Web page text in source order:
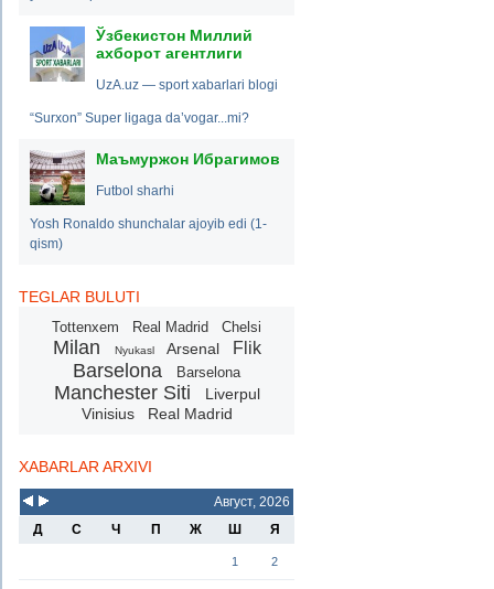
Ўзбекистон Миллий
ахборот агентлиги
UzA.uz — sport xabarlari blogi
“Surxon” Super ligaga da’vogar...mi?
Маъмуржон Ибрагимов
Futbol sharhi
Yosh Ronaldo shunchalar ajoyib edi (1-
qism)
TEGLAR BULUTI
Tottenxem Real Madrid Chelsi
Milan Nyukasl Arsenal Flik
Barselona Barselona
Manchester Siti
Liverpul
Vinisius
Real Madrid
XABARLAR ARXIVI
Август, 2026
Д
С Ч П Ж Ш Я
1 2